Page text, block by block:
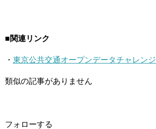
■関連リンク
・ 東京公共交通オープンデータチャレンジ
類似の記事がありません
フォローする